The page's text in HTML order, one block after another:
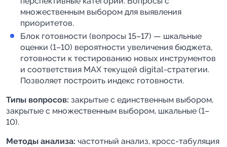
множественным выбором для выявления
приоритетов.
Блок готовности (вопросы 15–17) — шкальные
оценки (1–10) вероятности увеличения бюджета,
готовности к тестированию новых инструментов
и соответствия MAX текущей digital-стратегии.
Позволяет построить индекс готовности.
Типы вопросов: закрытые с единственным выбором,
закрытые с множественным выбором, шкальные (1–
10).
Методы анализа: частотный анализ, кросс-табуляция